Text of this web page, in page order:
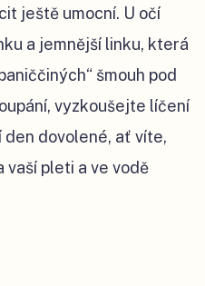
ještě umocní. U očí
a jemnější linku, která
šmouh pod
vyzkoušejte líčení
den dovolené, ať víte,
pleti a ve vodě